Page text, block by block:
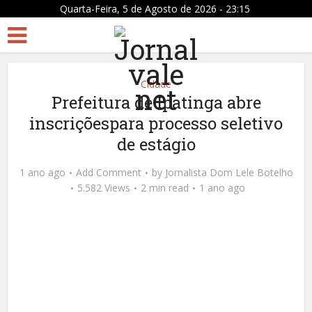
Quarta-Feira, 5 de Agosto de 2026 - 23:15
Cidade
Prefeitura de Ipatinga abre
inscriçõespara processo seletivo
de estágio
1 ano ago Add Comment by Jornalista Dom Lele Botelho
5.582 Views
2 min read 1 ano ago